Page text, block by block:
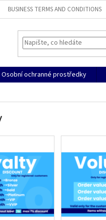
BUSINESS TERMS AND CONDITIONS
Osobní ochranné prostředky